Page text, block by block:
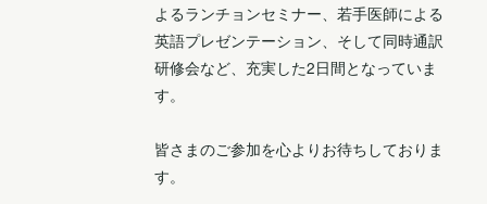
よるランチョンセミナー、若手医師による
英語プレゼンテーション、そして同時通訳
研修会など、充実した2日間となっていま
す。
皆さまのご参加を心よりお待ちしておりま
す。